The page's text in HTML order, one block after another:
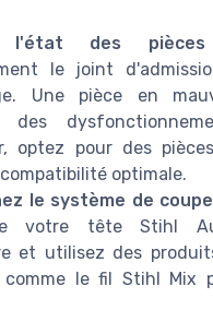
l'état des pièces
le joint
Une pièce en
des
optez pour des
optimale.
le système de coupe
votre tête Stihl
et utilisez des
le fil Stihl Mix